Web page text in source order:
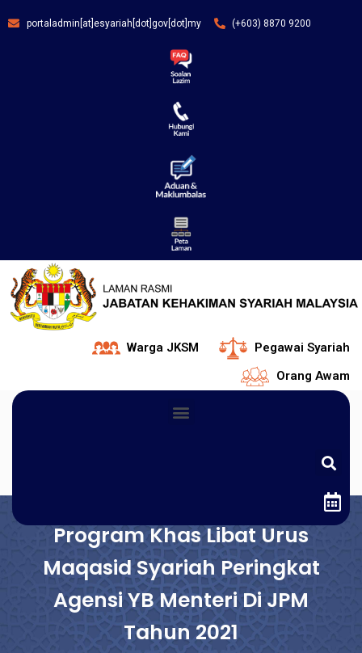
portaladmin[at]esyariah[dot]gov[dot]my (+603) 8870 9200
Warga JKSM
Pegawai Syariah
Orang Awam
Program Khas Libat Urus
Maqasid Syariah Peringkat
Agensi YB Menteri Di JPM
Tahun 2021